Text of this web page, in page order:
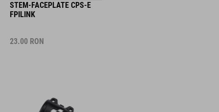
STEM-FACEPLATE CPS-E
FPILINK
23.00 RON